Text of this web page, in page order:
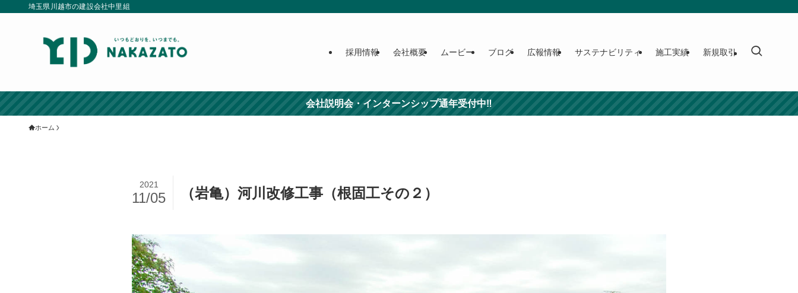
埼玉県川越市の建設会社中里組
採用情報 会社概要 ムービー ブログ 広報情報 サステナビリティ 施工実績 新規取引
会社説明会・インターンシップ通年受付中‼
ホーム
（岩亀）河川改修工事（根固工その２）
2021
11/05